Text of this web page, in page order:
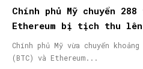
Chính phủ Mỹ chuyển
Ethereum bị tịch thu lên
Chính phủ Mỹ vừa chuyển
(BTC) và Ethereum...